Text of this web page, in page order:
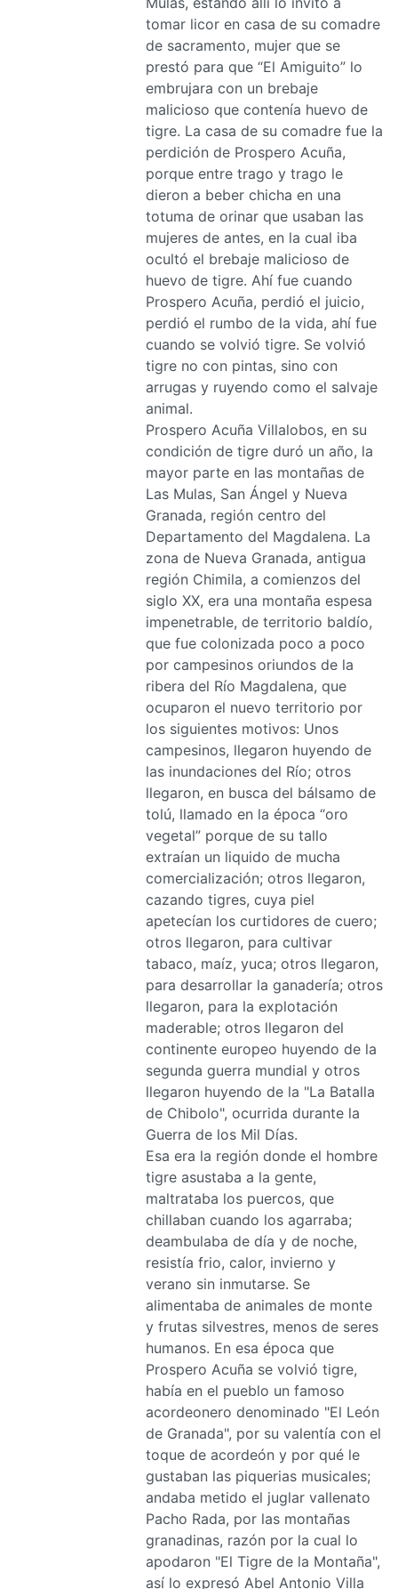
tomar licor en casa de su comadre
de sacramento, mujer que se
prestó para que “El Amiguito” lo
embrujara con un brebaje
malicioso que contenía huevo de
tigre. La casa de su comadre fue la
perdición de Prospero Acuña,
porque entre trago y trago le
dieron a beber chicha en una
totuma de orinar que usaban las
mujeres de antes, en la cual iba
ocultó el brebaje malicioso de
huevo de tigre. Ahí fue cuando
Prospero Acuña, perdió el juicio,
perdió el rumbo de la vida, ahí fue
cuando se volvió tigre. Se volvió
tigre no con pintas, sino con
arrugas y ruyendo como el salvaje
animal.
Prospero Acuña Villalobos, en su
condición de tigre duró un año, la
mayor parte en las montañas de
Las Mulas, San Ángel y Nueva
Granada, región centro del
Departamento del Magdalena. La
zona de Nueva Granada, antigua
región Chimila, a comienzos del
siglo XX, era una montaña espesa
impenetrable, de territorio baldío,
que fue colonizada poco a poco
por campesinos oriundos de la
ribera del Río Magdalena, que
ocuparon el nuevo territorio por
los siguientes motivos: Unos
campesinos, llegaron huyendo de
las inundaciones del Río; otros
llegaron, en busca del bálsamo de
tolú, llamado en la época “oro
vegetal” porque de su tallo
extraían un liquido de mucha
comercialización; otros llegaron,
cazando tigres, cuya piel
apetecían los curtidores de cuero;
otros llegaron, para cultivar
tabaco, maíz, yuca; otros llegaron,
para desarrollar la ganadería; otros
llegaron, para la explotación
maderable; otros llegaron del
continente europeo huyendo de la
segunda guerra mundial y otros
llegaron huyendo de la "La Batalla
de Chibolo", ocurrida durante la
Guerra de los Mil Días.
Esa era la región donde el hombre
tigre asustaba a la gente,
maltrataba los puercos, que
chillaban cuando los agarraba;
deambulaba de día y de noche,
resistía frio, calor, invierno y
verano sin inmutarse. Se
alimentaba de animales de monte
y frutas silvestres, menos de seres
humanos. En esa época que
Prospero Acuña se volvió tigre,
había en el pueblo un famoso
acordeonero denominado "El León
de Granada", por su valentía con el
toque de acordeón y por qué le
gustaban las piquerias musicales;
andaba metido el juglar vallenato
Pacho Rada, por las montañas
granadinas, razón por la cual lo
apodaron "El Tigre de la Montaña",
así lo expresó Abel Antonio Villa